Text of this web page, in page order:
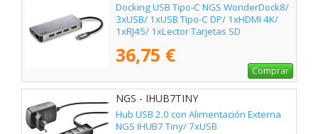
Docking USB Tipo-C NGS WonderDock8/
3xUSB/ 1xUSB Tipo-C DP/ 1xHDMI 4K/
1xRJ45/ 1xLector Tarjetas SD
36,75 €
Comprar
NGS - IHUB7TINY
Hub USB 2.0 con Alimentación Externa
NGS IHUB7 Tiny/ 7xUSB